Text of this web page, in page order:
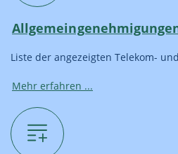
Liste der angezeigten Telekom-
Mehr erfahren ...